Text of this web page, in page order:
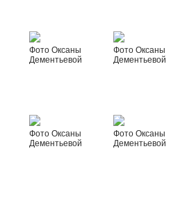
Фото Оксаны
Дементьевой
Фото Оксаны
Дементьевой
Фото Оксаны
Дементьевой
Фото Оксаны
Дементьевой